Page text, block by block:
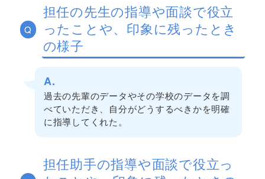
Q
担任の先生の指導や面談で役立
ったことや、印象に残ったとき
の様子
A.
過去の先輩のデータやその学校のデータを調
べていただき、自分がどうするべきかを明確
に指導してくれた。
担任助手の指導や面談で役立っ